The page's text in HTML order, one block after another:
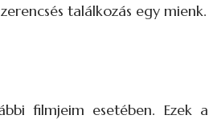
találkozás egy mienk.
filmjeim esetében. Ezek a